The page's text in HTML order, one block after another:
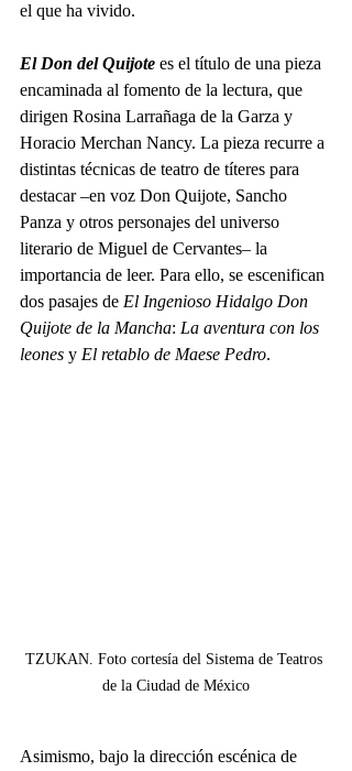
el que ha vivido.
El Don del Quijote es el título de una pieza
encaminada al fomento de la lectura, que
dirigen Rosina Larrañaga de la Garza y
Horacio Merchan Nancy. La pieza recurre a
distintas técnicas de teatro de títeres para
destacar –en voz Don Quijote, Sancho
Panza y otros personajes del universo
literario de Miguel de Cervantes– la
importancia de leer. Para ello, se escenifican
dos pasajes de El Ingenioso Hidalgo Don
Quijote de la Mancha: La aventura con los
leones y El retablo de Maese Pedro.
TZUKAN. Foto cortesía del Sistema de Teatros
de la Ciudad de México
Asimismo, bajo la dirección escénica de